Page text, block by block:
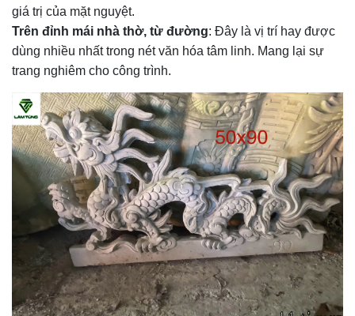
giá trị của mặt nguyệt.
Trên đỉnh mái nhà thờ, từ đường: Đây là vị trí hay được
dùng nhiều nhất trong nét văn hóa tâm linh. Mang lại sự
trang nghiêm cho công trình.